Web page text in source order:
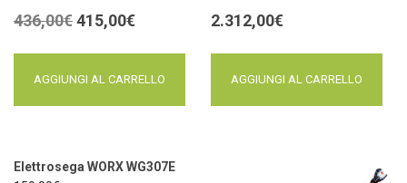
436,00€415,00€
AGGIUNGI AL CARRELLO
2.312,00€
AGGIUNGI AL CARRELLO
Elettrosega WORX WG307E